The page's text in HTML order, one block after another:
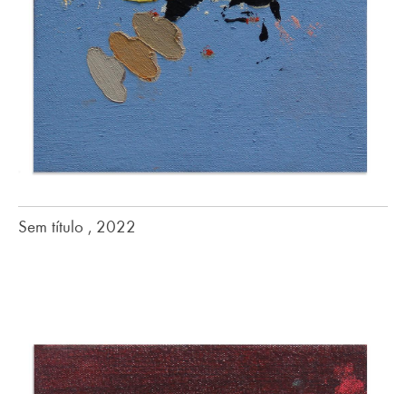
Sem título , 2022